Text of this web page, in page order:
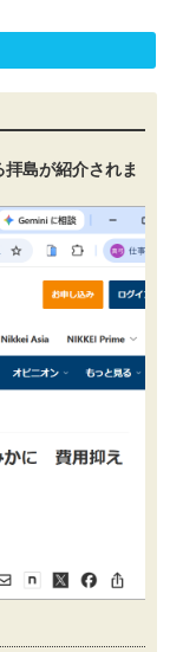
島が紹介されま